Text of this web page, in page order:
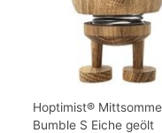
Hoptimist®
Bumble S Eiche geölt